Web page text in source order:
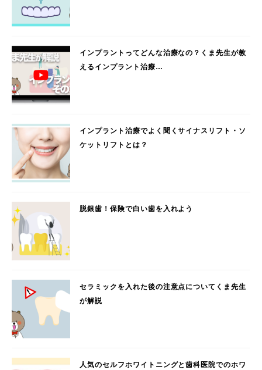
インプラントってどんな治療なの？くま先生が教
えるインプラント治療…
インプラント治療でよく聞くサイナスリフト・ソ
ケットリフトとは？
脱銀歯！保険で白い歯を入れよう
セラミックを入れた後の注意点についてくま先生
が解説
人気のセルフホワイトニングと歯科医院でのホワ